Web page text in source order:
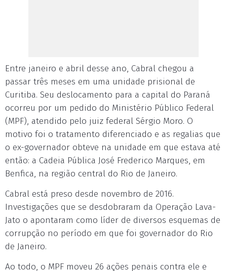
Entre janeiro e abril desse ano, Cabral chegou a
passar três meses em uma unidade prisional de
Curitiba. Seu deslocamento para a capital do Paraná
ocorreu por um pedido do Ministério Público Federal
(MPF), atendido pelo juiz federal Sérgio Moro. O
motivo foi o tratamento diferenciado e as regalias que
o ex-governador obteve na unidade em que estava até
então: a Cadeia Pública José Frederico Marques, em
Benfica, na região central do Rio de Janeiro.
Cabral está preso desde novembro de 2016.
Investigações que se desdobraram da Operação Lava-
Jato o apontaram como líder de diversos esquemas de
corrupção no período em que foi governador do Rio
de Janeiro.
Ao todo, o MPF moveu 26 ações penais contra ele e